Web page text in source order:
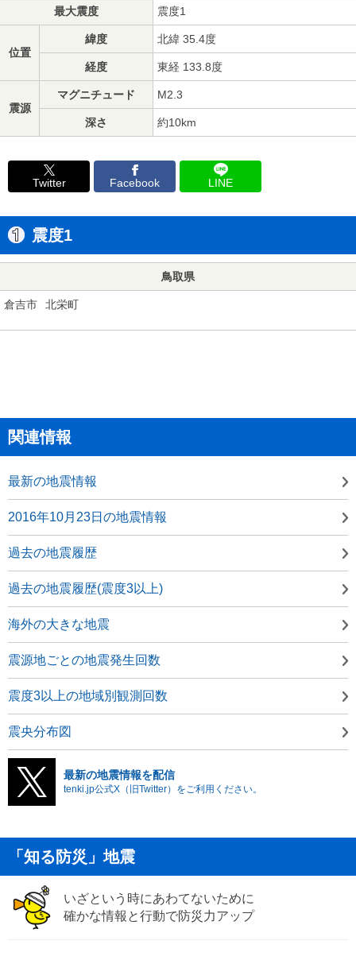
最大震度 震度1
位置
緯度 北緯 35.4度
経度 東経 133.8度
震源
マグニチュード M2.3
深さ 約10km
Twitter Facebook LINE
震度1
鳥取県
倉吉市 北栄町
関連情報
最新の地震情報
2016年10月23日の地震情報
過去の地震履歴
過去の地震履歴(震度3以上)
海外の大きな地震
震源地ごとの地震発生回数
震度3以上の地域別観測回数
震央分布図
最新の地震情報を配信
tenki.jp公式X（旧Twitter）をご利用ください。
「知る防災」地震
いざという時にあわてないために
確かな情報と行動で防災力アップ